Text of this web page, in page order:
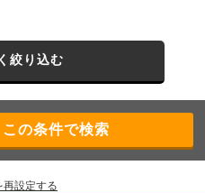
絞り込む
再設定する